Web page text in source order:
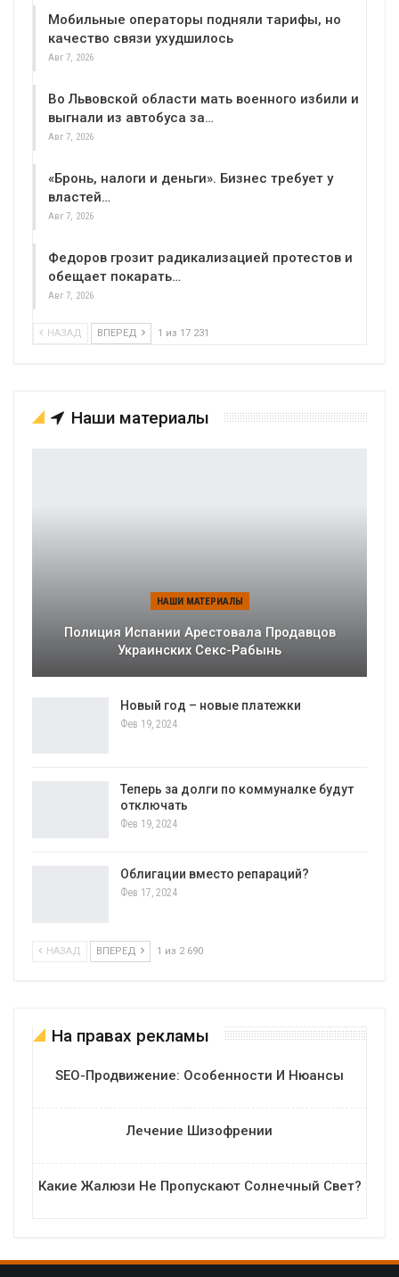
Мобильные операторы подняли тарифы, но
качество связи ухудшилось
Авг 7, 2026
Во Львовской области мать военного избили и
выгнали из автобуса за…
Авг 7, 2026
«Бронь, налоги и деньги». Бизнес требует у
властей…
Авг 7, 2026
Федоров грозит радикализацией протестов и
обещает покарать…
Авг 7, 2026
НАЗАД ВПЕРЕД 1 из 17 231
Наши материалы
НАШИ МАТЕРИАЛЫ
Полиция Испании Арестовала Продавцов
Украинских Секс-Рабынь
Новый год – новые платежки
Фев 19, 2024
Теперь за долги по коммуналке будут
отключать
Фев 19, 2024
Облигации вместо репараций?
Фев 17, 2024
НАЗАД ВПЕРЕД 1 из 2 690
На правах рекламы
SEO-Продвижение: Особенности И Нюансы
Лечение Шизофрении
Какие Жалюзи Не Пропускают Солнечный Свет?